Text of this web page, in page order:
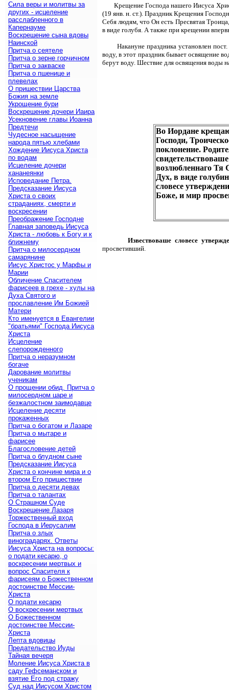
Крещение Господа нашего Иисуса
(19 янв. н. ст.). Праздник Крещения
Себя людям, что Он есть Пресвятая
в виде голубя. А также при крещении
Накануне праздника установлен
воду, в этот праздник бывает освящение
берут воду. Шествие для освящения воды
Во Иордане
Господи,
поклонение.
возлюбленнаго Тя
Дух, в виде
словесе
Боже, и мир
Извествоваше словесе
просветивший.
Сила веры и молитвы за
других - исцеление
расслабленного в
Капернауме
Воскрешение сына вдовы
Наинской
Притча о сеятеле
Притча о зерне горчичном
Притча о закваске
Притча о пшенице и
плевелах
О пришествии Царства
Божия на земле
Укрощение бури
Воскрешение дочери Иаира
Усекновение главы Иоанна
Предтечи
Чудесное насыщение
народа пятью хлебами
Хождение Иисуса Христа
по водам
Исцеление дочери
хананеянки
Исповедание Петра.
Предсказание Иисуса
Христа о своих
страданиях, смерти и
воскресении
Преображение Господне
Главная заповедь Иисуса
Христа - любовь к Богу и к
ближнему
Притча о милосердном
самарянине
Иисус Христос у Марфы и
Марии
Обличение Спасителем
фарисеев в грехе - хулы на
Духа Святого и
прославление Им Божией
Матери
Кто именуется в Евангелии
"братьями" Господа Иисуса
Христа
Исцеление
слепорожденного
Притча о неразумном
богаче
Дарование молитвы
ученикам
О прощении обид. Притча о
милосердном царе и
безжалостном заимодавце
Исцеление десяти
прокаженных
Притча о богатом и Лазаре
Притча о мытаре и
фарисее
Благословение детей
Притча о блудном сыне
Предсказание Иисуса
Христа о кончине мира и о
втором Его пришествии
Притча о десяти девах
Притча о талантах
О Страшном Суде
Воскрешение Лазаря
Торжественный вход
Господа в Иерусалим
Притча о злых
виноградарях. Ответы
Иисуса Христа на вопросы:
о подати кесарю, о
воскресении мертвых и
вопрос Спасителя к
фарисеям о Божественном
достоинстве Мессии-
Христа
О подати кесарю
О воскресении мертвых
О Божественном
достоинстве Мессии-
Христа
Лепта вдовицы
Предательство Иуды
Тайная вечеря
Моление Иисуса Христа в
саду Гефсеманском и
взятие Его под стражу
Суд над Иисусом Христом